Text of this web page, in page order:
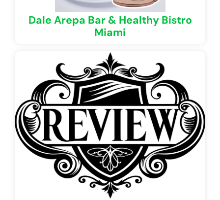
Dale Arepa Bar & Healthy Bistro
Miami